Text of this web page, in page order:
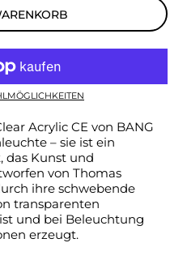
Acrylic CE von BANG
– sie ist ein
das Kunst und
von Thomas
ihre schwebende
transparenten
und bei Beleuchtung
erzeugt.